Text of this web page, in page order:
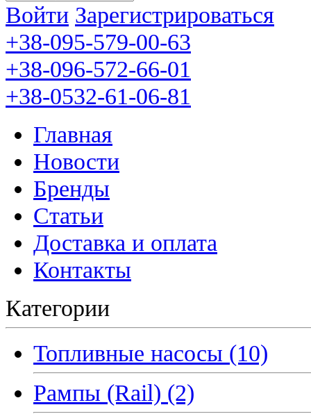
Войти Зарегистрироваться
+38-095-579-00-63
+38-096-572-66-01
+38-0532-61-06-81
Главная
Новости
Бренды
Статьи
Доставка и оплата
Контакты
Категории
Топливные насосы (10)
Рампы (Rail) (2)